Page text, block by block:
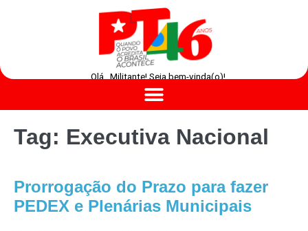
Olá , Militante! Seja bem-vinda(o)!
Tag: Executiva Nacional
Prorrogação do Prazo para fazer
PEDEX e Plenárias Municipais